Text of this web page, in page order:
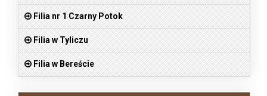
Filia nr 1 Czarny Potok
Filia w Tyliczu
Filia w Bereście